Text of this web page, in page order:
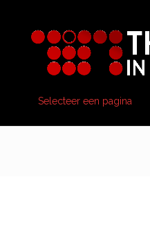
Selecteer een pagina